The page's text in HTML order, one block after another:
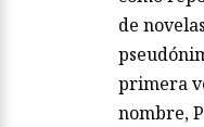
de
primera
nombre,